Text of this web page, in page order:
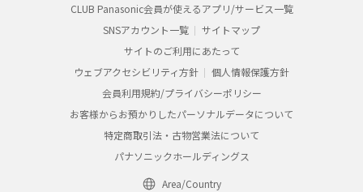
CLUB Panasonic会員が使えるアプリ/サービス一覧
SNSアカウント一覧
サイトマップ
サイトのご利用にあたって
ウェブアクセシビリティ方針
個人情報保護方針
会員利用規約/プライバシーポリシー
お客様からお預かりしたパーソナルデータについて
特定商取引法・古物営業法について
パナソニックホールディングス
Area/Country